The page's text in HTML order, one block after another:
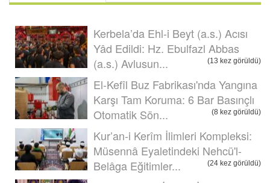
Kerbela’da Ehl-i Beyt (a.s.) Acısı
Yâd Edildi: Hz. Ebulfazl Abbas
(a.s.) Avlusun...
(13 kez görüldü)
El-Kefîl Buz Fabrikası'nda Yangına
Karşı Tam Koruma: 6 Bar Basınçlı
Otomatik Sön...
(8 kez görüldü)
Kur’an-i Kerîm İlimleri Kompleksi:
Müsennâ Eyaletindeki Nehcü'l-
Belâga Eğitimler...
(24 kez görüldü)